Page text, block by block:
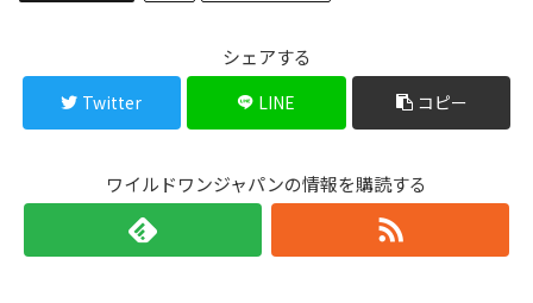
シェアする
Twitter LINE コピー
ワイルドワンジャパンの情報を購読する